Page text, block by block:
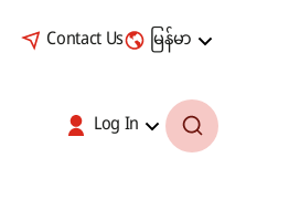
Contact Us မြန်မာ
Log In